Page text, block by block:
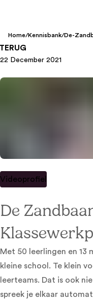
Home/Kennisbank/De-
22 December 2021
Videoprofiel
De
Met 50 leerlingen en 13
kleine school. Te klein
leerteams. Dat is ook
spreek je elkaar